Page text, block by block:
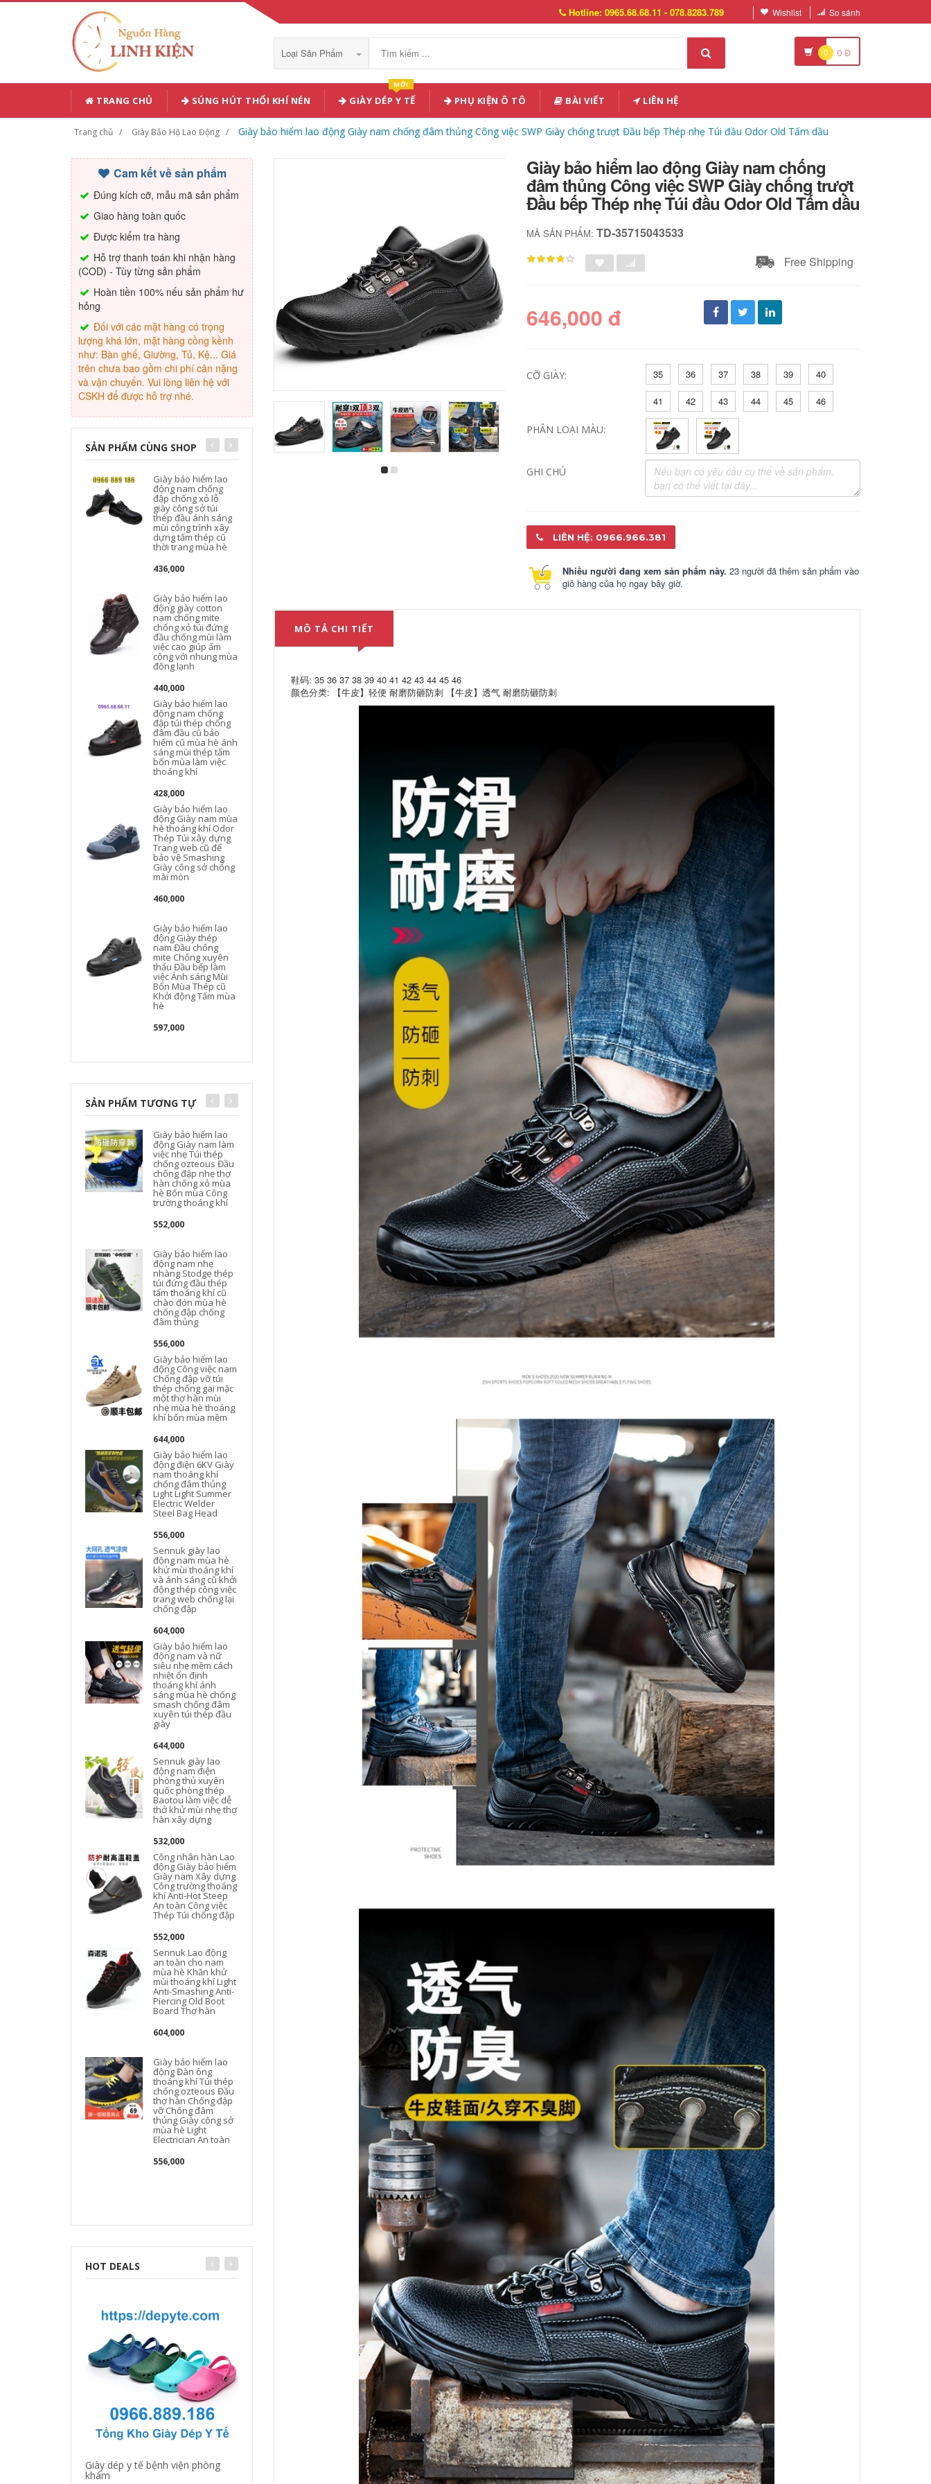
Hotline: 0965.68.68.11 - 078.8283.789 Wishlist So sánh
Loại Sản Phẩm 0 0 Đ
TRANG CHỦ SÚNG HÚT THỔI KHÍ NÉN GIÀY DÉP Y TẾ
MỚI
PHỤ KIỆN Ô TÔ BÀI VIẾT LIÊN HỆ
Trang chủ Giày Bảo Hộ Lao Động Giày bảo hiểm lao động Giày nam chống đâm thủng Công việc SWP Giày chống trượt Đầu bếp Thép nhẹ Túi đầu Odor Old Tấm dầu
Cam kết về sản phẩm
Đúng kích cỡ, mẫu mã sản phẩm
Giao hàng toàn quốc
Được kiểm tra hàng
Hỗ trợ thanh toán khi nhận hàng
(COD) - Tùy từng sản phẩm
Hoàn tiền 100% nếu sản phẩm hư
hỏng
Đối với các mặt hàng có trọng
lượng khá lớn, mặt hàng cồng kềnh
như: Bàn ghế, Giường, Tủ, Kệ... Giá
trên chưa bao gồm chi phí cân nặng
và vận chuyển. Vui lòng liên hệ với
CSKH để được hỗ trợ nhé.
SẢN PHẨM CÙNG SHOP
Giày bảo hiểm lao
động nam chống
đập chống xỏ lỗ
giày công sở túi
thép đầu ánh sáng
mùi công trình xây
dựng tấm thép cũ
thời trang mùa hè
436,000
Giày bảo hiểm lao
động giày cotton
nam chống mite
chống xỏ túi đứng
đầu chống mùi làm
việc cao giúp ấm
cộng với nhung mùa
đông lạnh
440,000
Giày bảo hiểm lao
động nam chống
đập túi thép chống
đâm đầu cũ bảo
hiểm cũ mùa hè ánh
sáng mùi thép tấm
bốn mùa làm việc
thoáng khí
428,000
Giày bảo hiểm lao
động Giày nam mùa
hè thoáng khí Odor
Thép Túi xây dựng
Trang web cũ để
bảo vệ Smashing
Giày công sở chống
mài mòn
460,000
Giày bảo hiểm lao
động Giày thép
nam Đầu chống
mite Chống xuyên
thấu Đầu bếp làm
việc Ánh sáng Mùi
Bốn Mùa Thép cũ
Khởi động Tấm mùa
hè
597,000
cách nhiệt giày bảo
việc chống lại chống
nhập mùa hè
thoáng khí chống
601,000
Giày bảo hiểm lao
Giày bảo hiểm lao
xuyên xuyên Bốn
Mùa Giày công sở
làm việc Old Boot
Giày bảo hiểm lao
nhiệt Giày công sở
động nam chống
525,000
Giày bảo hiểm lao
động Giày nam
642,000
Giày bảo hiểm lao
động nam chống
mite chống xỏ giày
công sở xây dựng
an toàn ánh sáng
mờ bốn mùa bảo
hiểm cũ mùa hè
thoáng khí
601,000
Giày bảo hiểm lao
động cao cấp Giày
thép nam Đầu
chống đập chống
đâm thủng Không
thấm nước ấm ấm
Giày công sở ấm áp
Giày cotton cũ mùa
525,000
SẢN PHẨM TƯƠNG TỰ
Giày bảo hiểm lao
động Giày nam làm
việc nhẹ Túi thép
chống ozteous Đầu
chống đập nhẹ thợ
hàn chống xỏ mùa
hè Bốn mùa Công
trường thoáng khí
552,000
Giày bảo hiểm lao
động nam nhẹ
nhàng Stodge thép
túi đứng đầu thép
tấm thoáng khí cũ
chào đón mùa hè
chống đập chống
đâm thủng
556,000
Giày bảo hiểm lao
động Công việc nam
Chống đập vỡ túi
thép chống gai mặc
một thợ hàn mùi
nhẹ mùa hè thoáng
khí bốn mùa mềm
644,000
Giày bảo hiểm lao
động điện 6KV Giày
nam thoáng khí
chống đâm thủng
Light Light Summer
Electric Welder
Steel Bag Head
556,000
Sennuk giày lao
động nam mùa hè
khử mùi thoáng khí
và ánh sáng cũ khởi
động thép công việc
trang web chống lại
chống đập
604,000
Giày bảo hiểm lao
động nam và nữ
siêu nhẹ mềm cách
nhiệt ổn định
thoáng khí ánh
sáng mùa hè chống
smash chống đâm
xuyên túi thép đầu
giày
644,000
Sennuk giày lao
động nam điện
phòng thủ xuyên
quốc phòng thép
Baotou làm việc dễ
thở khử mùi nhẹ thợ
hàn xây dựng
532,000
Công nhân hàn Lao
động Giày bảo hiểm
Giày nam Xây dựng
Công trường thoáng
khí Anti-Hot Steep
An toàn Công việc
Thép Túi chống đập
552,000
Sennuk Lao động
an toàn cho nam
mùa hè Khăn khử
mùi thoáng khí Light
Anti-Smashing Anti-
Piercing Old Boot
Board Thợ hàn
604,000
Giày bảo hiểm lao
động Đàn ông
thoáng khí Túi thép
chống ozteous Đầu
thợ hàn Chống đập
vỡ Chống đâm
thủng Giày công sở
mùa hè Light
Electrician An toàn
556,000
động nam siêu nhẹ,
chống mùi, chống
Giày bảo hiểm lao
động Đàn ông Khử
mùi Khử mùi Light
Summer Anti-
Smashing Puncture
Pack Bag Head
thủng Giày công sở
Thép Túi đứng Đầu
nữ cách nhiệt
Giày bảo hiểm lao
động Giày nam làm
việc chống mùi
chống sập chống
đâm thủng AN TOÀN
AN TOÀN ĐẶC BIỆT
Dầu chống thấm
chống trượt đặc biệt
Giày bảo hiểm lao
động Đàn ông
thoáng khí Chống
mùi Ánh sáng
Chống đập túi Thép
Đầu an toàn Trang
web an toàn Giày
mùa hè chống mài
Giày bảo hiểm lao
động nam mùa hè
nam chống nóng
mềm chống đâm
chích chống đâm
thủng mùa hè Khăn
khử mùi thoáng khí
Giày công sở an
toàn Trang web
Giày bảo vệ siêu
nhẹ Giày đế mềm đế
mùa hè, khử mùi,
an toàn, đầu túi
Giày bảo hiểm lao
động Đàn ông và túi
thép Đầu thoáng khí
Chống đập chống
đâm thủng Mặc một
khung công việc Mùi
xây dựng Trang
web thợ hàn điện cũ
Tấm thép cũ
572,000
Giày bảo hiểm lao
động Giày nam
Chống đập vỡ
Chống đâm thủng
Trang web Ánh
sáng Chống vũ
trang Thợ điện An
toàn Túi thép không
thấm nước Đầu giày
Sennock Thợ điện
chống đập qua thợ
hàn thông gió Anti-
Piercing Đặc biệt An
toàn cách nhiệt
Giày bảo hiểm lao
động Đàn ông mặc
quần áo khử mùi
thoáng khí và giày
công sở nhẹ chống
đập chống đâm
thủng thợ hàn điện
chống nước cũ
540,000
Sennuk giày lao
động nam thông
thường da thoáng
khí khử mùi trang
web công việc an
toàn giày thép đầu
chống đập
604,000
Sennuk Lao động
An toàn cho nam
Ánh sáng thoáng
khí Công việc an
toàn an toàn
Casual Anti-
Smashing Anti-
Piercing Steel Bag
Công trường xây
dựng
604,000
Giày bảo hiểm lao
động Đàn ông
thoáng khí Chống
hôi thối Công việc
Túi thép Đầu chống
mite Chống đâm
thủng An toàn Da
toàn Trang web
Wear-kháng chống
thấm nước
507,000
Giày bảo vệ siêu
nhẹ Soft Men Anti-
Smashing Chống
xuyên thoáng
760,000
Giày bảo hiểm lao
động Đàn ông
thoáng khí Chống
hôi thối Chống đập
vỡ Công việc An
toàn Công việc
Trang web an toàn
chống mài mòn Túi
thép mùa hè
HOT DEALS
Giày dép y tế bệnh viện phòng
khám
Giày dép y tá, bác sỹ bệnh viện
Giày bảo hiểm lao động Giày nam chống
đâm thủng Công việc SWP Giày chống trượt
Đầu bếp Thép nhẹ Túi đầu Odor Old Tấm dầu
MÃ SẢN PHẨM:TD-35715043533
Free Shipping
646,000 đ
CỠ GIÀY: 35 36 37 38 39 40
41 42 43 44 45 46
PHÂN LOẠI MÀU:
GHI CHÚ
LIÊN HỆ: 0966.966.381
Nhiều người đang xem sản phẩm này. 23 người đã thêm sản phẩm vào
giỏ hàng của họ ngay bây giờ.
MÔ TẢ CHI TIẾT
鞋码: 35 36 37 38 39 40 41 42 43 44 45 46
颜色分类: 【牛皮】轻便 耐磨防砸防刺 【牛皮】透气 耐磨防砸防刺